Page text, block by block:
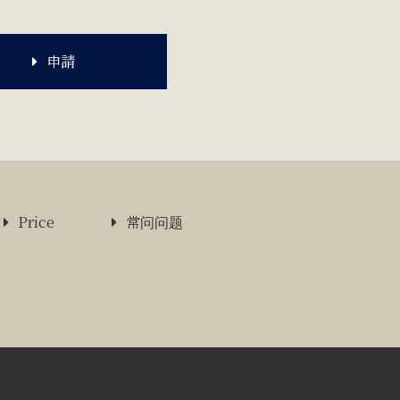
申請
Price 常问问题